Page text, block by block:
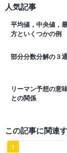
人気記事
平均値，中央値，
方といくつかの例
部分分数分解の３
リーマン予想の意
との関係
この記事に関連
1